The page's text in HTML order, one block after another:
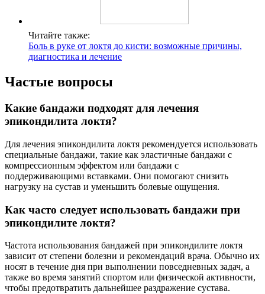
Читайте также:
Боль в руке от локтя до кисти: возможные причины,
диагностика и лечение
Частые вопросы
Какие бандажи подходят для лечения
эпикондилита локтя?
Для лечения эпикондилита локтя рекомендуется использовать
специальные бандажи, такие как эластичные бандажи с
компрессионным эффектом или бандажи с
поддерживающими вставками. Они помогают снизить
нагрузку на сустав и уменьшить болевые ощущения.
Как часто следует использовать бандажи при
эпикондилите локтя?
Частота использования бандажей при эпикондилите локтя
зависит от степени болезни и рекомендаций врача. Обычно их
носят в течение дня при выполнении повседневных задач, а
также во время занятий спортом или физической активности,
чтобы предотвратить дальнейшее раздражение сустава.